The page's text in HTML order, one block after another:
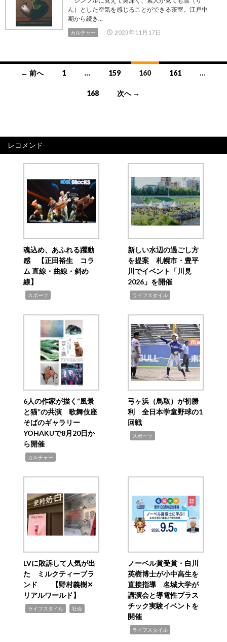
ん）とした空気を感じることができる茶室。江戸中
期から続き...
カルチャー 2023年11月17日
ゲ
← 前へ 1 … 159 160 161 …
168 次へ →
レコメンド
魂込め、あふれる躍動
感 【正田裕生 コラ
ム 直線・曲線・斜め
線】
スポーツ
新しい水辺の過ごし方
を提案 札幌市・豊平
川でイベント「川見
2026」を開催
ライフスタイル
6人の作家が描く“風景
と猫”の共演 歌舞伎座
そばのギャラリー
YOHAKUで8月20日か
ら開催
カルチャー
弓ヶ浜（鳥取）が初勝
利 全日本学童野球の1
回戦
スポーツ
LVに敗訴して人気が出
た ミルクティーブラ
ンド 【野村義樹✕
リアルワールド】
ライフスタイル 社会
ノーベル賞受賞・白川
英樹博士が小中高生を
直接指導 名城大学が
講演会と導電性プラス
チック実験イベントを
開催
ライフスタイル